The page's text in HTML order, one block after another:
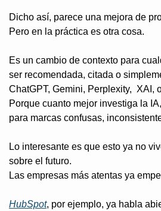
Dicho así, parece una mejora de
Pero en la práctica es otra cosa.
Es un cambio de contexto para
ser recomendada, citada o
ChatGPT, Gemini, Perplexity,  XAI,
Porque cuanto mejor investiga la
para marcas confusas,
Lo interesante es que esto ya no
sobre el futuro.
Las empresas más atentas ya
HubSpot, por ejemplo, ya habla